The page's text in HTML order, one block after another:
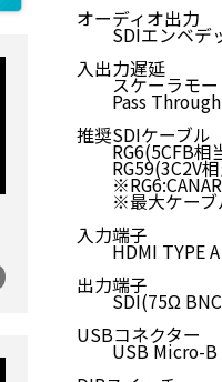
オーディオ出力
SDIエンベデッ
入出力遅延
スケーラモー
Pass Through
推奨SDIケーブル
RG6(5CFB相当)
RG59(3C2V相
※最大ケーブル
入力端子
HDMI TYPE A
出力端子
SDI(75Ω
USBコネクター
USB Micro-B